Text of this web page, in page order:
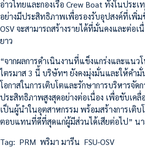
อ่าวไทยและกองเรือ Crew Boat ทั้งในประเ
อย่างมีประสิทธิภาพเพื่อรองรับอุปสงค์ที่เพิ่ม
OSV จะสามารถสร้างรายได้ที่มั่นคงและต่อ
ยาว
“จากผลการดำเนินงานที่แข็งแกร่งและแนว
ไตรมาส 3 นี้ บริษัทฯ ยังคงมุ่งมั่นและให้คำ
โอกาสในการเติบโตและรักษาการบริหารจัดก
ประสิทธิภาพสูงสุดอย่างต่อเนื่อง เพื่อขับเคลื่
เป็นผู้นำในอุตสาหกรรม พร้อมสร้างการเติ
ตอบแทนที่ดีที่สุดแก่ผู้มีส่วนได้เสียต่อไป” น
Tag: PRM พริมา มารีน FSU-OSV